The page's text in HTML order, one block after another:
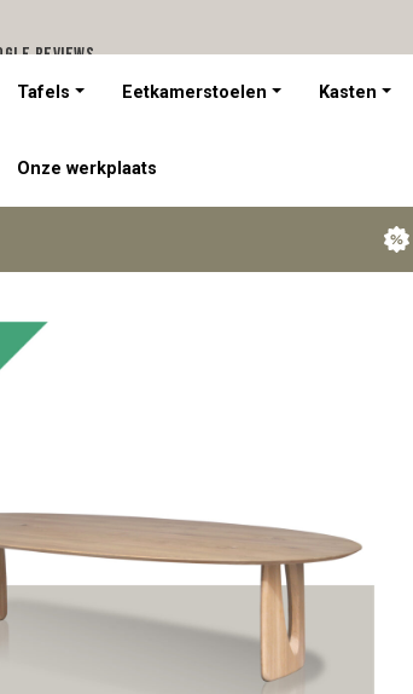
Reviews
Tafels Eetkamerstoelen Kasten
Onze werkplaats